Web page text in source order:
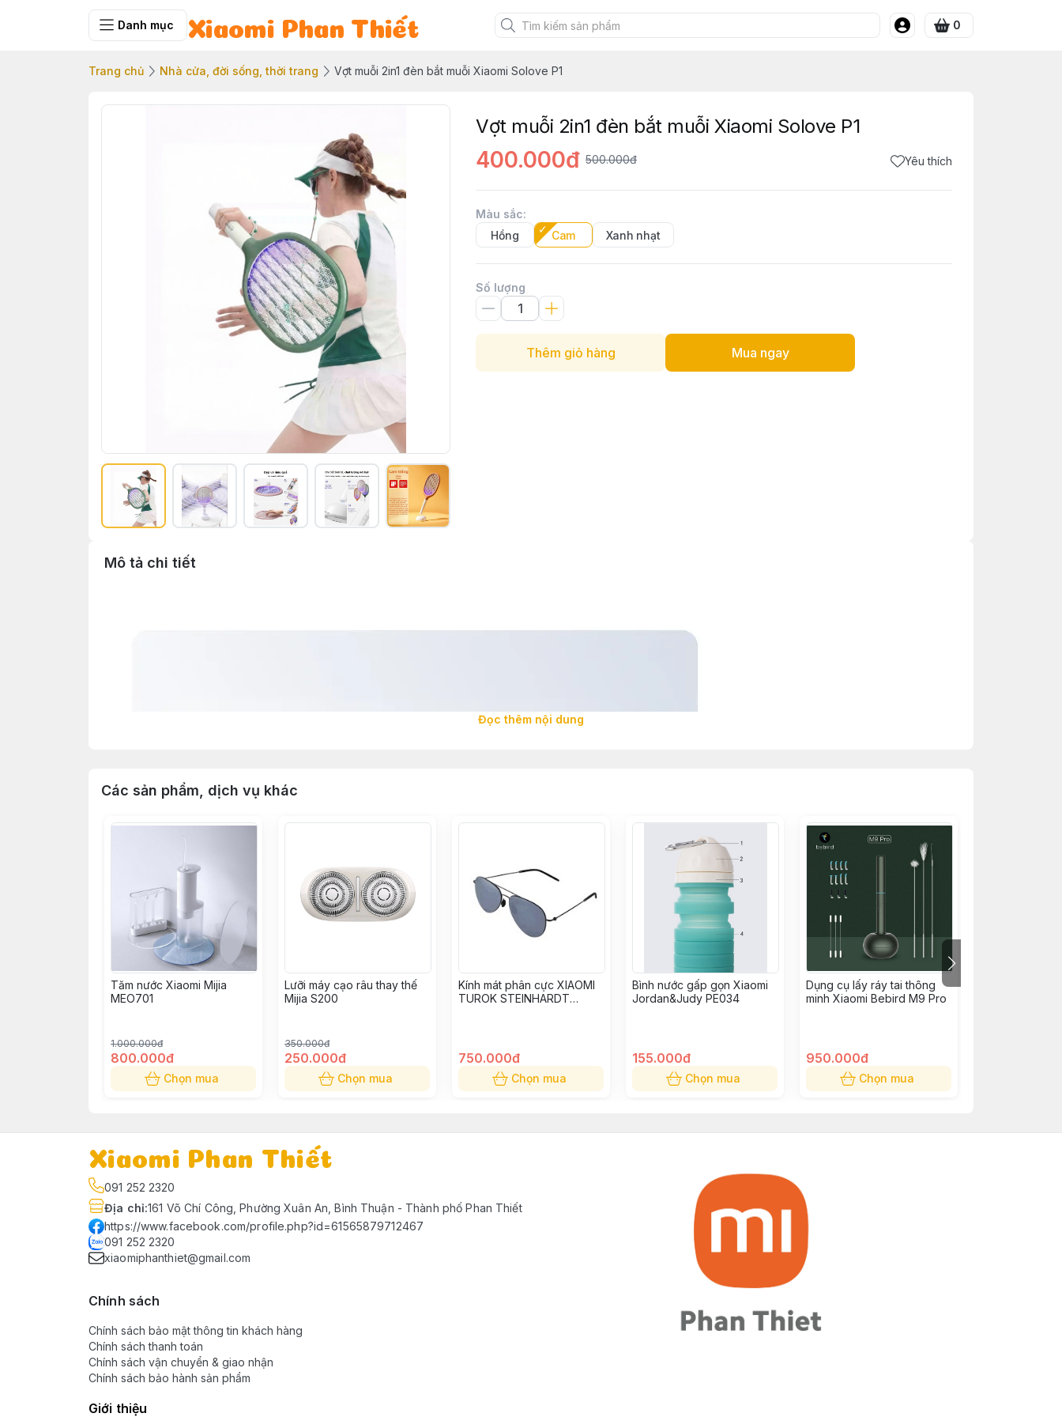
Danh mục Xiaomi Phan Thiết 0
Trang chủ Nhà cửa, đời sống, thời trang Vợt muỗi 2in1 đèn bắt muỗi Xiaomi Solove P1
Vợt muỗi 2in1 đèn bắt muỗi Xiaomi Solove P1
400.000đ 500.000đ Yêu thích
Màu sắc:
Hồng
Cam Xanh nhạt
Số lượng
Thêm giỏ hàng Mua ngay
Mô tả chi tiết
Đọc thêm nội dung
Các sản phẩm, dịch vụ khác
Tăm nước Xiaomi Mijia
MEO701
1.000.000đ
800.000đ
Chọn mua
Lưỡi máy cạo râu thay thế
Mijia S200
350.000đ
250.000đ
Chọn mua
Kính mát phân cực XIAOMI
TUROK STEINHARDT
750.000đ
Chọn mua
Bình nước gấp gọn Xiaomi
Jordan&Judy PE034
155.000đ
Chọn mua
Dụng cụ lấy ráy tai thông
minh Xiaomi Bebird M9 Pro
950.000đ
Chọn mua
Xiaomi Phan Thiết
091 252 2320
Địa chỉ:161 Võ Chí Công, Phường Xuân An, Bình Thuận - Thành phố Phan Thiết
https://www.facebook.com/profile.php?id=61565879712467
091 252 2320
xiaomiphanthiet@gmail.com
Chính sách
Chính sách bảo mật thông tin khách hàng
Chính sách thanh toán
Chính sách vận chuyển & giao nhận
Chính sách bảo hành sản phẩm
Giới thiệu